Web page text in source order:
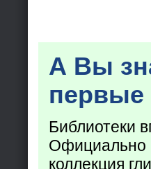
А Вы
первые
Библиотеки
Официально
коллекция